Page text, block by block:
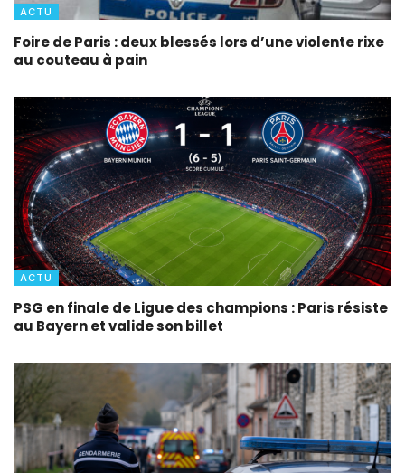
ACTU
Foire de Paris : deux blessés lors d’une violente rixe
au couteau à pain
ACTU
PSG en finale de Ligue des champions : Paris résiste
au Bayern et valide son billet